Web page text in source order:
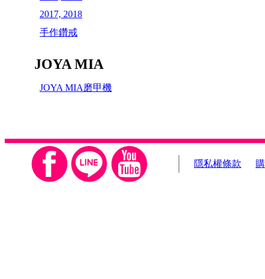
2017, 2018
手作鑽戒
JOYA MIA
JOYA MIA磨甲機
隱私權條款